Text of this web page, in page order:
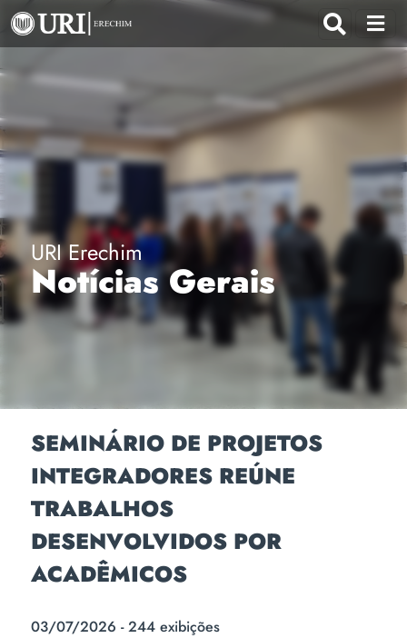
URI Erechim
Notícias Gerais
SEMINÁRIO DE PROJETOS
INTEGRADORES REÚNE
TRABALHOS
DESENVOLVIDOS POR
ACADÊMICOS
03/07/2026 - 244 exibições